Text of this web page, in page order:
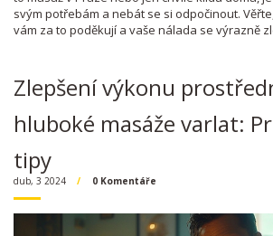
svým potřebám a nebát se si odpočinout.
vám za to poděkují a vaše nálada se výrazně
Zlepšení výkonu
hluboké masáže varlat:
tipy
dub, 3 2024 0 Komentáře